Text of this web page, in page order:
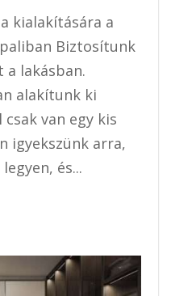
kialakítására a
Biztosítunk
a lakásban.
alakítunk ki
van egy kis
igyekszünk arra,
és...